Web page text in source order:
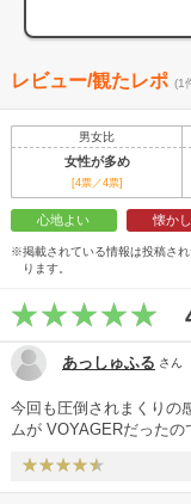
レビュー/観たレポ (1
男女比
女性が多め
[4票／4票]
心地よい 懐か
※掲載されている情報は投稿さ
ります。
あっしゅふる さん
今回も圧倒されまくりの
ムが VOYAGERだった
みたいで 高揚感は半端
たです。 もちろんダンデ